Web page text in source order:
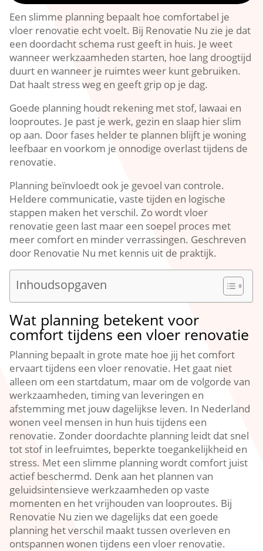
Een slimme planning bepaalt hoe comfortabel je
vloer renovatie echt voelt.​ Bij Renovatie Nu zie je dat
een doordacht schema rust geeft in huis.​ Je weet
wanneer werkzaamheden starten, hoe lang droogtijd
duurt en wanneer je ruimtes weer kunt gebruiken.​
Dat haalt stress weg en geeft grip op je dag.​
Goede planning houdt rekening met stof, lawaai en
looproutes.​ Je past je werk, gezin en slaap hier slim
op aan.​ Door fases helder te plannen blijft je woning
leefbaar en voorkom je onnodige overlast tijdens de
renovatie.​
Planning beïnvloedt ook je gevoel van controle.​
Heldere communicatie, vaste tijden en logische
stappen maken het verschil.​ Zo wordt vloer
renovatie geen last maar een soepel proces met
meer comfort en minder verrassingen.​ Geschreven
door Renovatie Nu met kennis uit de praktijk.​
Inhoudsopgaven
Wat planning betekent voor
comfort tijdens een vloer renovatie
Planning bepaalt in grote mate hoe jij het comfort
ervaart tijdens een vloer renovatie.​ Het gaat niet
alleen om een startdatum, maar om de volgorde van
werkzaamheden, timing van leveringen en
afstemming met jouw dagelijkse leven.​ In Nederland
wonen veel mensen in hun huis tijdens een
renovatie.​ Zonder doordachte planning leidt dat snel
tot stof in leefruimtes, beperkte toegankelijkheid en
stress.​ Met een slimme planning wordt comfort juist
actief beschermd.​ Denk aan het plannen van
geluidsintensieve werkzaamheden op vaste
momenten en het vrijhouden van looproutes.​ Bij
Renovatie Nu zien we dagelijks dat een goede
planning het verschil maakt tussen overleven en
ontspannen wonen tijdens een vloer renovatie.​